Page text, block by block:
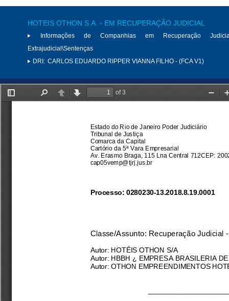
HOTEIS OTHON S.A. - EM RECUPERAÇÃO JUDICIAL
Informações de Companhias em Recuperação
Extrajudicial\Sentenças
DRI: CARLOS EDUARDO RIPPER VIANNA FILHO - (FCA V1)